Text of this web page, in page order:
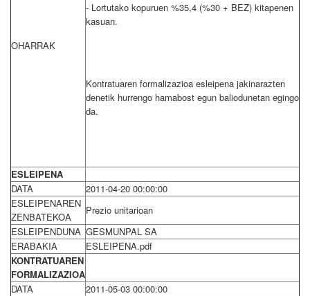
OHARRAK
- Lortutako kopuruen %35,4 (%30 + BEZ) kitapenen
kasuan.
Kontratuaren formalizazioa esleipena jakinarazten
denetik hurrengo hamabost egun baliodunetan egingo
da.
ESLEIPENA
DATA
2011-04-20 00:00:00
ESLEIPENAREN
ZENBATEKOA
Prezio unitarioan
ESLEIPENDUNA GESMUNPAL SA
ERABAKIA
ESLEIPENA.pdf
KONTRATUAREN
FORMALIZAZIOA
DATA
2011-05-03 00:00:00